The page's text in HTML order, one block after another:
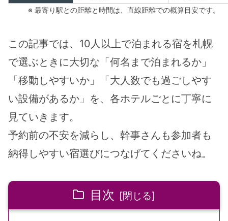
※ 最寄り駅との距離と時間は、直線距離での概算目安です。
この記事では、10人以上で泊まれる宿を札幌
で選ぶときに大切な「何名まで泊まれるか」
「移動しやすいか」「大人数でも過ごしやす
い設備があるか」を、各ホテルごとに丁寧に
見ていきます。
予約前の不安を減らし、幹事さんも参加者も
納得しやすい宿選びにつなげてくださいね。
目次